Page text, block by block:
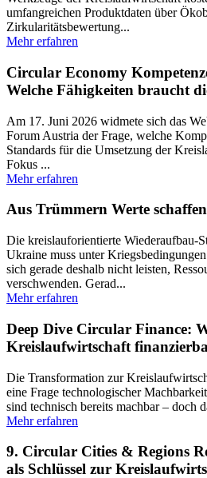
umfangreichen Produktdaten über
Zirkularitätsbewertung...
Mehr erfahren
Circular Economy
Welche Fähigkeiten braucht
Am 17. Juni 2026 widmete sich das
Forum Austria der Frage, welche
Standards für die Umsetzung der
Fokus ...
Mehr erfahren
Aus Trümmern Werte schaffen
Die kreislauforientierte Wiederaufbau-
Ukraine muss unter
sich gerade deshalb nicht leisten,
verschwenden. Gerad...
Mehr erfahren
Deep Dive Circular Finance:
Kreislaufwirtschaft
Die Transformation zur
eine Frage technologischer
sind technisch bereits machbar – doch
Mehr erfahren
9. Circular Cities & Regions
als Schlüssel zur